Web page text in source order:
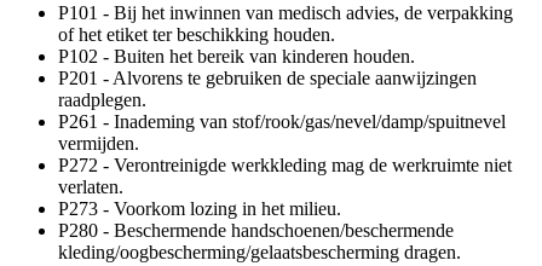
P101 - Bij het inwinnen van medisch advies, de verpakking
of het etiket ter beschikking houden.
P102 - Buiten het bereik van kinderen houden.
P201 - Alvorens te gebruiken de speciale aanwijzingen
raadplegen.
P261 - Inademing van stof/rook/gas/nevel/damp/spuitnevel
vermijden.
P272 - Verontreinigde werkkleding mag de werkruimte niet
verlaten.
P273 - Voorkom lozing in het milieu.
P280 - Beschermende handschoenen/beschermende
kleding/oogbescherming/gelaatsbescherming dragen.